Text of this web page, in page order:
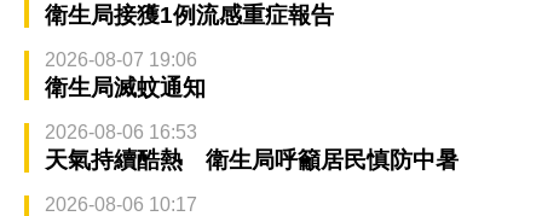
衛生局接獲1例流感重症報告
2026-08-07 19:06
衛生局滅蚊通知
2026-08-06 16:53
天氣持續酷熱 衛生局呼籲居民慎防中暑
2026-08-06 10:17